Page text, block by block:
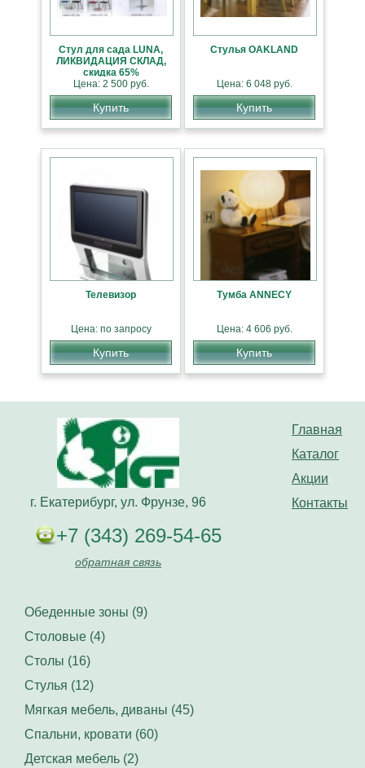
Стул для сада LUNA,
ЛИКВИДАЦИЯ СКЛАД,
скидка 65%
Цена: 2 500 руб.
Купить
Стулья OAKLAND
Цена: 6 048 руб.
Купить
Телевизор
Цена: по запросу
Купить
Тумба ANNECY
Цена: 4 606 руб.
Купить
Главная
Каталог
Акции
Контакты
г. Екатерибург, ул. Фрунзе, 96
+7 (343) 269-54-65
обратная связь
Обеденные зоны (9)
Столовые (4)
Столы (16)
Стулья (12)
Мягкая мебель, диваны (45)
Спальни, кровати (60)
Детская мебель (2)